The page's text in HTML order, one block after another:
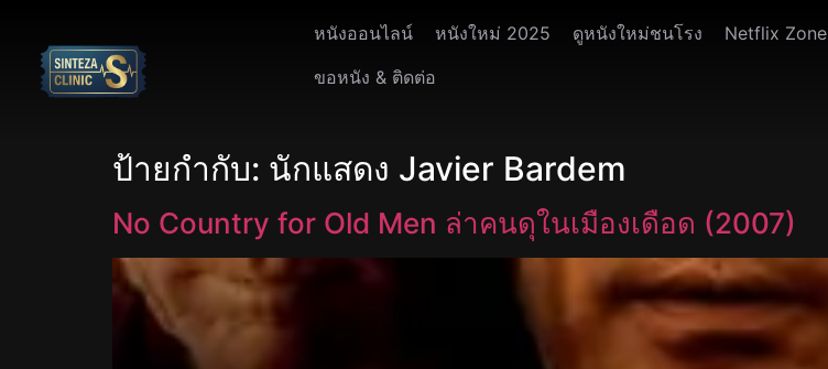
หนังออนไลน์ หนังใหม่ 2025 ดูหนังใหม่ชนโรง Netflix Zone
ขอหนัง & ติดต่อ
ป้ายกำกับ: นักแสดง Javier Bardem
No Country for Old Men ล่าคนดุในเมืองเดือด (2007)